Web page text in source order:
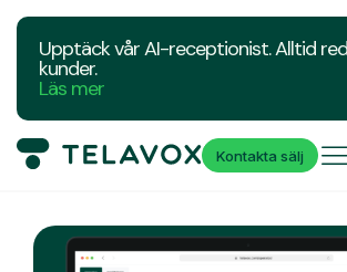
Upptäck vår AI-receptionist. Alltid
kunder.
Läs mer
Kontakta sälj